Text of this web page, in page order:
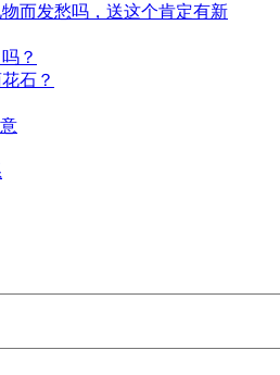
而发愁吗，送这个肯定有新
？
石？